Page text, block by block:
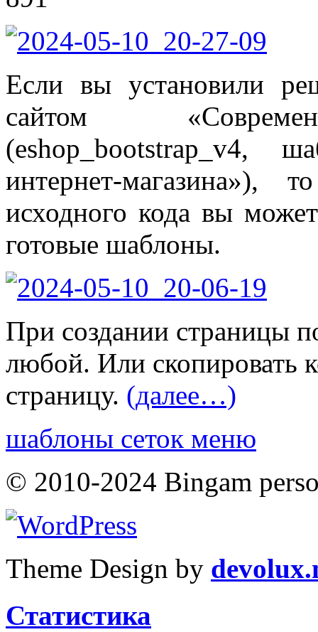
Если вы установили
сайтом
(eshop_bootstrap_v4,
интернет-магазина»),
исходного кода вы
готовые шаблоны.
При создании страницы
любой. Или скопировать
страницу. (далее…)
шаблоны сеток меню
© 2010-2024 Bingam
Theme Design by
Статистика